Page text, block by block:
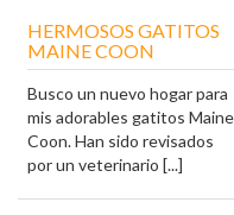
HERMOSOS GATITOS
MAINE COON
Busco un nuevo hogar para
mis adorables gatitos Maine
Coon. Han sido revisados ​​
por un veterinario [...]